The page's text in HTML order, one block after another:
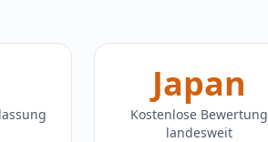
Japan
Kostenlose Bewertung
landesweit